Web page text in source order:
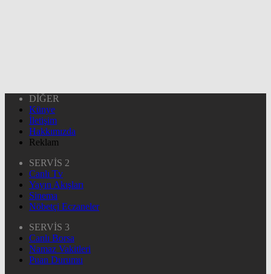
DİĞER
Künye
İletişim
Hakkımızda
Reklam
SERVİS 2
Canlı Tv
Yayın Akışları
Sinema
Nöbetçi Eczaneler
SERVİS 3
Canlı Borsa
Namaz Vakitleri
Puan Durumu